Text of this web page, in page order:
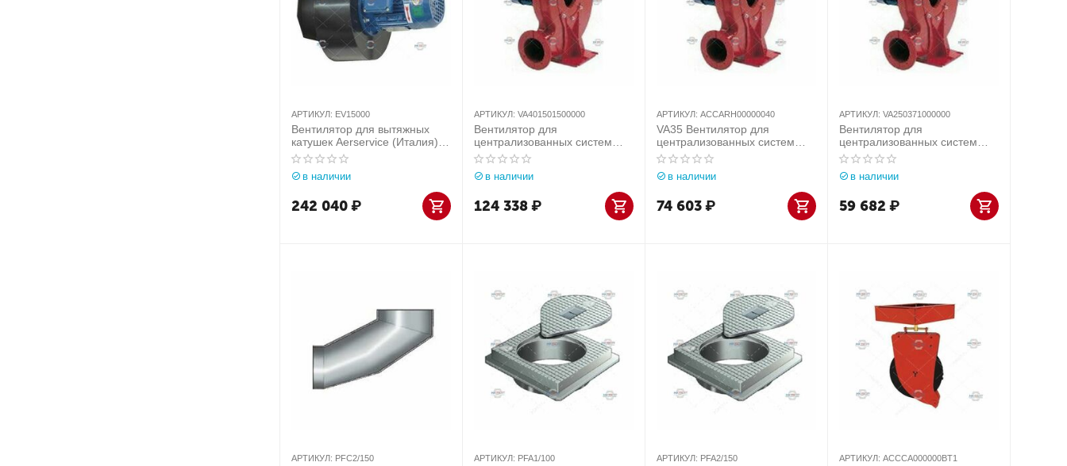
АРТИКУЛ: EV15000
Вентилятор для вытяжных
катушек Aerservice (Италия)
арт. EV15000
в наличии
242 040₽
АРТИКУЛ: VA401501500000
Вентилятор для
централизованных систем
Aerservice (Италия) арт.
VA401501500000
в наличии
124 338₽
АРТИКУЛ: ACCARH00000040
VA35 Вентилятор для
централизованных систем
Aerservice (Италия) арт.
ACCARH00000040
в наличии
74 603₽
АРТИКУЛ: VA250371000000
Вентилятор для
централизованных систем
Aerservice (Италия) арт.
VA250371000000
в наличии
59 682 ₽
АРТИКУЛ: PFC2/150 АРТИКУЛ: PFA1/100 АРТИКУЛ: PFA2/150 АРТИКУЛ: ACCCA000000BT1